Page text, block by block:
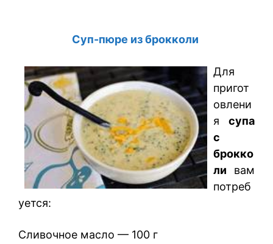
Суп-пюре из брокколи
Для
пригот
овлени
я супа
с
брокко
ли вам
потреб
уется:
Сливочное масло — 100 г